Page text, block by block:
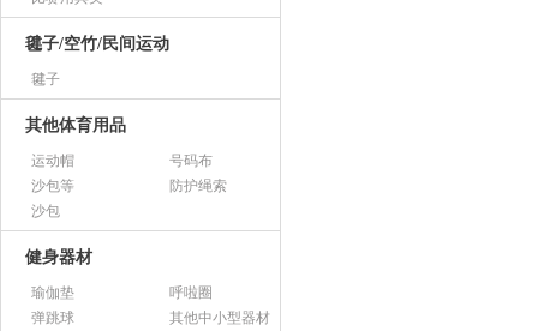
毽子/空竹/民间运动
毽子
其他体育用品
运动帽
号码布
沙包等
防护绳索
沙包
健身器材
瑜伽垫
呼啦圈
弹跳球
其他中小型器材